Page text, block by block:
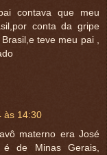
contava que meu
conta da gripe
teve meu pai ,
às 14:30
materno era José
é de Minas Gerais,